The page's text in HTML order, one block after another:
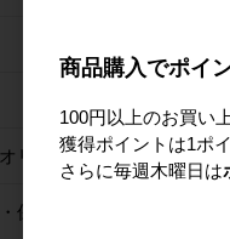
リコン
保冷ボックス
商品購入でポイ
100円以上のお買い
獲得ポイントは1ポ
さらに毎週木曜日は